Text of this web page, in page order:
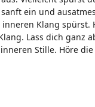
ein und
Klang spürst.
Lass dich ganz
Stille. Höre